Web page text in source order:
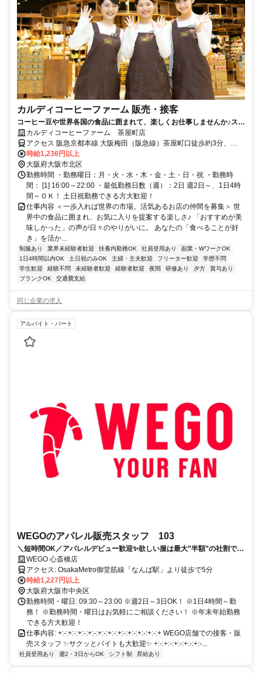
カルディコーヒーファーム 販売・接客
コーヒー豆や世界各国の食品に囲まれて、楽しくお仕事しませんか♪スタ
ッフ割引あり！未経験OK
カルディコーヒーファーム 茶屋町店
アクセス 阪急京都本線 大阪梅田（阪急線）茶屋町口徒歩約3分、
OsakaMetro御堂筋線 梅田（Osaka5番口徒歩約7分、ＪＲ大阪環状線
大阪御堂筋北口徒歩約8分
時給1,236円以上
大阪府大阪市北区
勤務時間 ・勤務曜日：月・火・水・木・金・土・日・祝 ・勤務時
間： [1] 16:00～22:00 ・最低勤務日数（週）：2日 週2日～、1日4時
間～ＯＫ！ 土日祝勤務できる方大歓迎！
仕事内容 ＜一歩入れば世界の市場。活気あるお店の仲間を募集＞ 世
界中の食品に囲まれ、お気に入りを提案する楽しさ♪ 「おすすめが美
味しかった」の声が日々のやりがいに。 あなたの「食べることが好
き」を活か...
制服あり 業界未経験者歓迎 扶養内勤務OK 社員登用あり
副業・WワークOK
1日4時間以内OK
土日祝のみOK 主婦・主夫歓迎 フリーター歓迎
学歴不問
学生歓迎
経験不問 未経験者歓迎 経験者歓迎 夜間 研修あり 夕方
賞与あり
ブランクOK
交通費支給
同じ企業の求人
アルバイト・パート
WEGOのアパレル販売スタッフ 103
＼短時間OK／アパレルデビュー歓迎✨欲しい服は最大”半額”の社割で
GET！✅服装・髪型・ネイル自由！
WEGO 心斎橋店
アクセス: OsakaMetro御堂筋線「なんば駅」より徒歩で5分
時給1,227円以上
大阪府大阪市中央区
勤務時間・曜日: 09:30～23:00 ※週2日～3日OK！ ※1日4時間～勤
務！ ※勤務時間・曜日はお気軽にご相談ください！ ※年末年始勤務
できる方大歓迎！
仕事内容: +:-:+:-:+:-:+:-:+:-:+:-:+:-:+:-:+:-:+:-:+ WEGO店舗での接客・販
売スタッフ ✨サクッとバイトも大歓迎✨ +:-:+:-:+:-:+:-:+:-...
社員登用あり 週2・3日からOK シフト制 昇給あり